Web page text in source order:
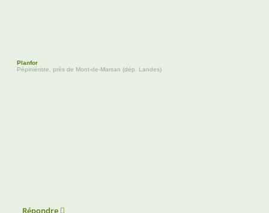
Planfor
Pépiniériste, près de Mont-de-Marsan (dép. Landes)
Répondre